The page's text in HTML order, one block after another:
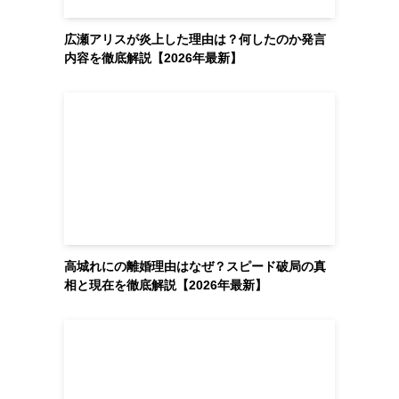
広瀬アリスが炎上した理由は？何したのか発言
内容を徹底解説【2026年最新】
高城れにの離婚理由はなぜ？スピード破局の真
相と現在を徹底解説【2026年最新】